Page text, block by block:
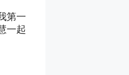
第一
一起